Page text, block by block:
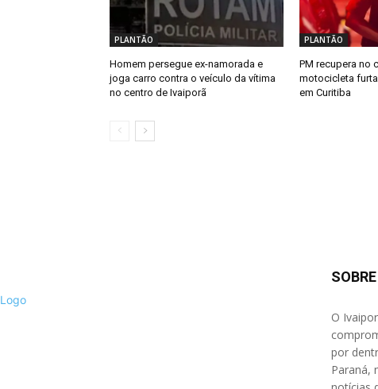
PLANTÃO
Homem persegue ex-namorada e
joga carro contra o veículo da vítima
no centro de Ivaiporã
PLANTÃO
PM recupera no
motocicleta
em Curitiba
O
por
Paraná,